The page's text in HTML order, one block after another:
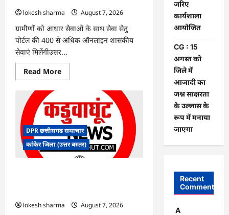
बवाल,
आयोग
ने
दी
सफाई
lokesh sharma
August 7, 2026
ग्रामीणों को आधार सेवाओं के साथ सेवा सेतु
पोर्टल की 400 से अधिक ऑनलाइन शासकीय
सेवाएं मिलेंगीउत्तर...
Read MoreRead
more
ग्राम
पंचायत
भैंसासुर
में
नवीन
आधार
केंद्र
DPR छत्तीसगढ समाचार
कांकेर जिला (उत्तर बस्तर)
lokesh sharma
August 7, 2026
जरिए
कार्यशाला
आयोजित
CG : 15
अगस्त को
जिले में
आजादी का
जश्न साक्षरता
के उल्लास के
रूप में मनाया
जाएगा
Recent
Comments
A